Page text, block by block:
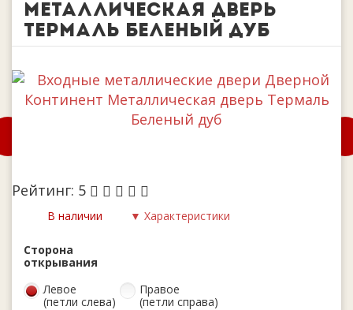
Металлическая дверь
Термаль Беленый дуб
Рейтинг: 5
В наличии ▼ Характеристики
Сторона
открывания
Левое
(петли слева)
Правое
(петли справа)